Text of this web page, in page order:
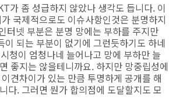
가 좀 성급하지 않았나 생각도 듭니다. 이
국제적으로도 이슈사항인것은 분명하지
터넷 부분은 분명 망에는 부하를 주지만
이 되는 부분이 없기에 그런듯하기도 하네
청이 엄청나네 늘어나고 망에 부하만 늘
좋지는 않을테니까요. 하지만 망중립성에
견차이가 있는 만큼 투명하게 공개를 해
다. 그러면 뭔가 합의점에 도달할지도 모